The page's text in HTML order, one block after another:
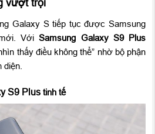
vượt trội
Galaxy S tiếp tục được Samsung
VớiSamsung Galaxy S9 Plus
thấy điều không thể” nhờ bộ phận
S9 Plus tinh tế